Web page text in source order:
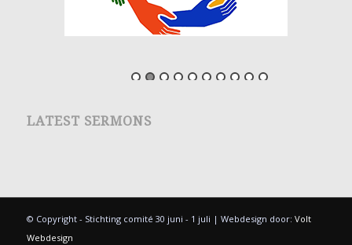
LATEST SERMONS
© Copyright - Stichting comité 30 juni - 1 juli | Webdesign door: Volt
Webdesign